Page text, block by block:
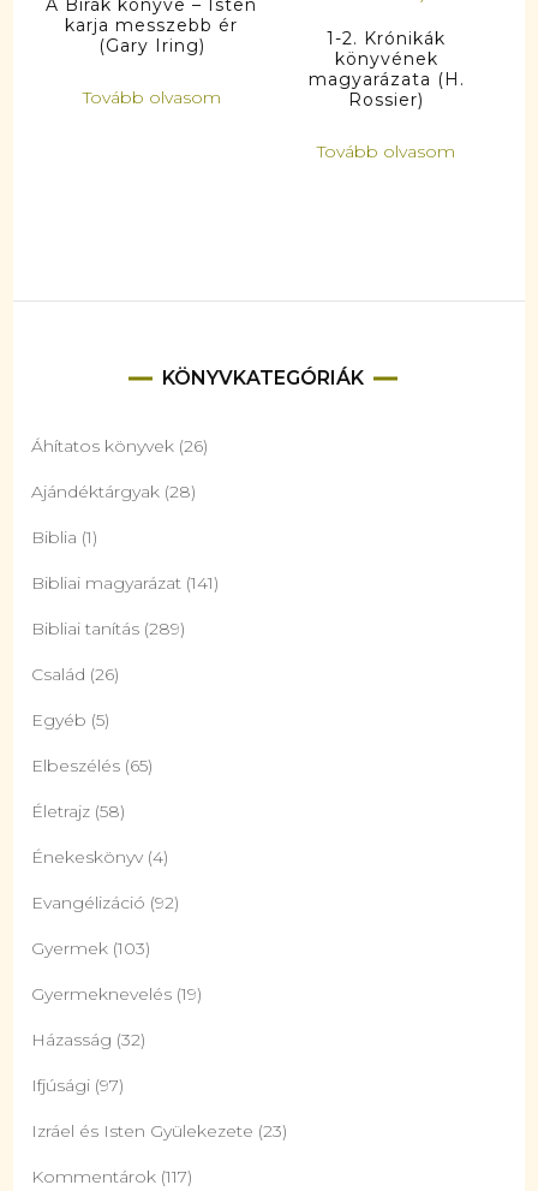
A Bírák könyve – Isten
karja messzebb ér
(Gary Iring)
Tovább olvasom
1-2. Krónikák
könyvének
magyarázata (H.
Rossier)
Tovább olvasom
KÖNYVKATEGÓRIÁK
Áhítatos könyvek (26)
Ajándéktárgyak (28)
Biblia (1)
Bibliai magyarázat (141)
Bibliai tanítás (289)
Család (26)
Egyéb (5)
Elbeszélés (65)
Életrajz (58)
Énekeskönyv (4)
Evangélizáció (92)
Gyermek (103)
Gyermeknevelés (19)
Házasság (32)
Ifjúsági (97)
Izráel és Isten Gyülekezete (23)
Kommentárok (117)